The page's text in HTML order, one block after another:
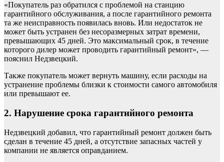
«Покупатель раз обратился с проблемой на станцию
гарантийного обслуживания, а после гарантийного ремонта
та же неисправность появилась вновь. Или недостаток не
может быть устранен без несоразмерных затрат времени,
превышающих 45 дней. Это максимальный срок, в течение
которого дилер может проводить гарантийный ремонт», —
пояснил Недзвецкий.
Также покупатель может вернуть машину, если расходы на
устранение проблемы близки к стоимости самого автомобиля
или превышают ее.
2. Нарушение срока гарантийного ремонта
Недзвецкий добавил, что гарантийный ремонт должен быть
сделан в течение 45 дней, а отсутствие запасных частей у
компании не является оправданием.